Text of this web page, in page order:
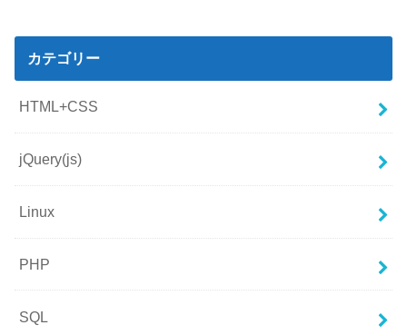
カテゴリー
HTML+CSS
jQuery(js)
Linux
PHP
SQL